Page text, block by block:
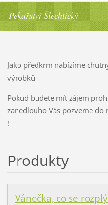
Pekařství Šlechtický
Jako předkrm nabízíme
výrobků.
Pokud budete mít zájem
zanedlouho Vás pozveme
!
Produkty
Vánočka, co se